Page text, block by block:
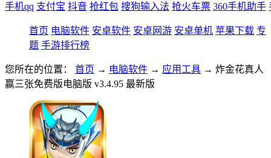
手机qq 支付宝 抖音 抢红包 搜狗输入法 抢火车票 360手机助手
首页 电脑软件 安卓软件 安卓网游 安卓单机 苹果下载 专
题 手游排行榜
您所在的位置： 首页 → 电脑软件 → 应用工具 → 炸金花真人
赢三张免费版电脑版 v3.4.95 最新版